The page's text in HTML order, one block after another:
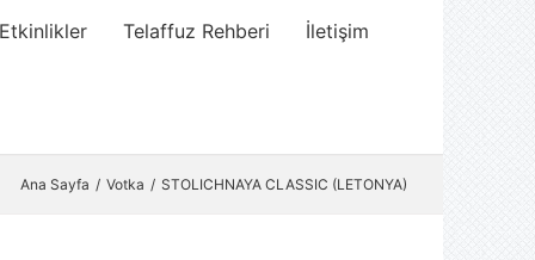
Telaffuz Rehberi İletişim
Ana Sayfa Votka STOLICHNAYA CLASSIC (LETONYA)